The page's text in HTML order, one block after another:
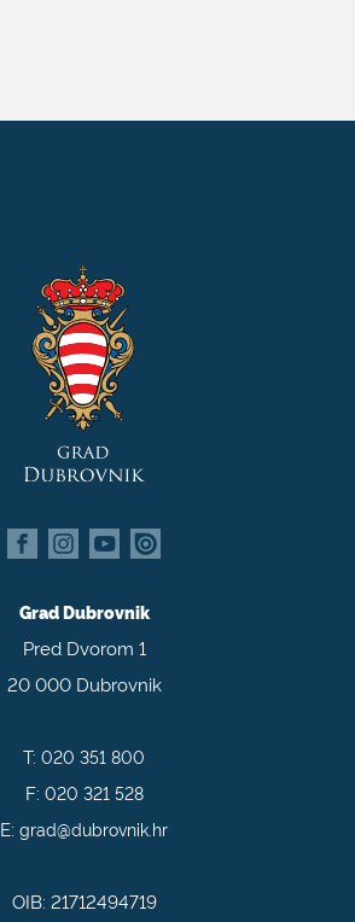
Grad Dubrovnik
Pred Dvorom 1
20 000 Dubrovnik
T:020 351 800
F: 020 321 528
E:grad@dubrovnik.hr
OIB: 21712494719